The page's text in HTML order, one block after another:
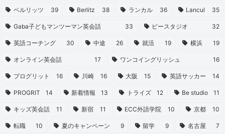
ベルリッツ 39 Berlitz 38 ランカル 36 Lancul 35
Gaba子どもマンツーマン英会話 33 ビースタジオ 32
英語コーチング 30 中途 26 就活 19 横浜 19
オンライン英会話 17 ワンコイングリッシュ 16
プログリット 16 川崎 16 大阪 15 英語サッカー 14
PROGRIT 14 新着情報 13 トライズ 12 Be studio 11
キッズ英会話 11 新宿 11 ECC外語学院 10 京都 10
転職 10 夏のキャンペーン 9 留学 9 名古屋 7